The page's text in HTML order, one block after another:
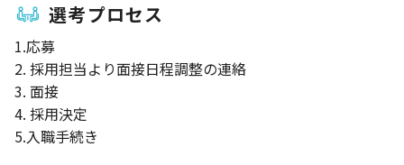
選考プロセス
1.応募
2. 採用担当より面接日程調整の連絡
3. 面接
4. 採用決定
5.入職手続き